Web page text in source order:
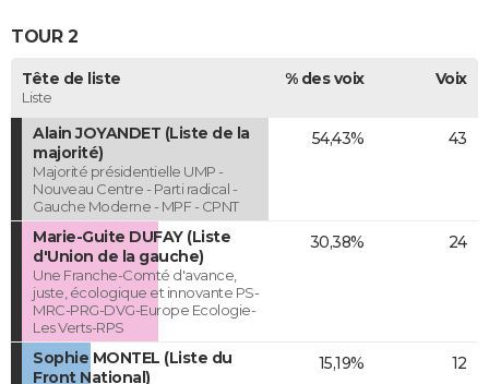
TOUR 2
Tête de liste
Liste
% des voix Voix
Alain JOYANDET (Liste de la
majorité)
Majorité présidentielle UMP -
Nouveau Centre - Parti radical -
Gauche Moderne - MPF - CPNT
54,43% 43
Marie-Guite DUFAY (Liste
d'Union de la gauche)
Une Franche-Comté d'avance,
juste, écologique et innovante PS-
MRC-PRG-DVG-Europe Ecologie-
Les Verts-RPS
30,38% 24
Sophie MONTEL (Liste du
Front National)
15,19% 12